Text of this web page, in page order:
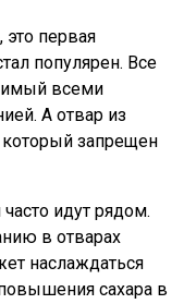
первая
популярен. Все
всеми
А отвар из
запрещен
идут рядом.
в отварах
наслаждаться
сахара в